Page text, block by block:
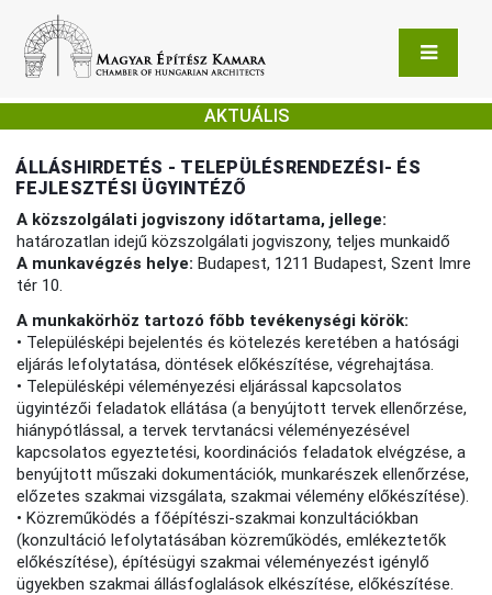
AKTUÁLIS
ÁLLÁSHIRDETÉS - TELEPÜLÉSRENDEZÉSI- ÉS
FEJLESZTÉSI ÜGYINTÉZŐ
A közszolgálati jogviszony időtartama, jellege:
határozatlan idejű közszolgálati jogviszony, teljes munkaidő
A munkavégzés helye:Budapest, 1211 Budapest, Szent Imre
tér 10.
A munkakörhöz tartozó főbb tevékenységi körök:
• Településképi bejelentés és kötelezés keretében a hatósági
eljárás lefolytatása, döntések előkészítése, végrehajtása.
• Településképi véleményezési eljárással kapcsolatos
ügyintézői feladatok ellátása (a benyújtott tervek ellenőrzése,
hiánypótlással, a tervek tervtanácsi véleményezésével
kapcsolatos egyeztetési, koordinációs feladatok elvégzése, a
benyújtott műszaki dokumentációk, munkarészek ellenőrzése,
előzetes szakmai vizsgálata, szakmai vélemény előkészítése).
• Közreműködés a főépítészi-szakmai konzultációkban
(konzultáció lefolytatásában közreműködés, emlékeztetők
előkészítése), építésügyi szakmai véleményezést igénylő
ügyekben szakmai állásfoglalások elkészítése, előkészítése.